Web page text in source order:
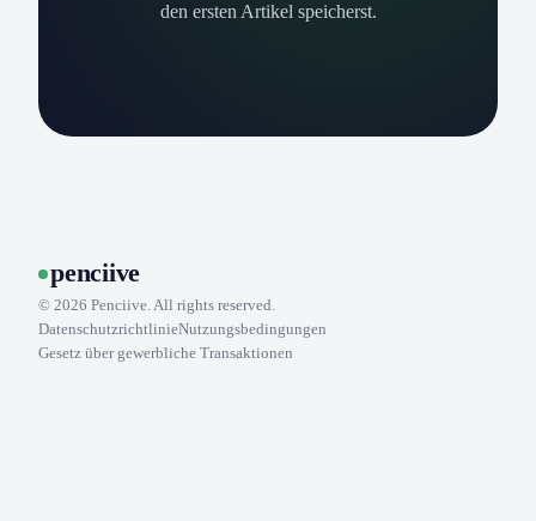
den ersten Artikel speicherst.
penciive
© 2026 Penciive. All rights reserved.
DatenschutzrichtlinieNutzungsbedingungen
Gesetz über gewerbliche Transaktionen